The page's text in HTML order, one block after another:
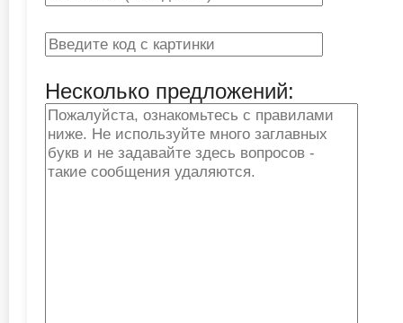
Несколько предложений: